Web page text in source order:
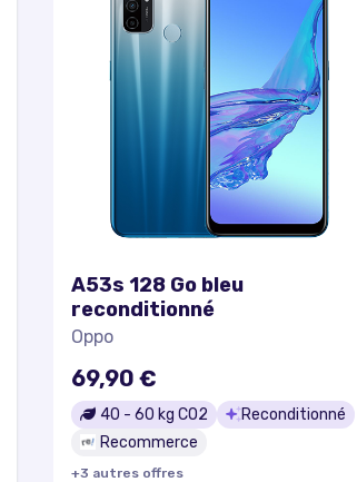
A53s 128 Go bleu
reconditionné
Oppo
69,90 €
40 - 60 kg CO2
Reconditionné
Recommerce
+3 autres offres